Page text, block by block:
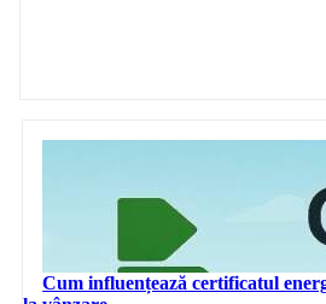
Cum influențează certificatul